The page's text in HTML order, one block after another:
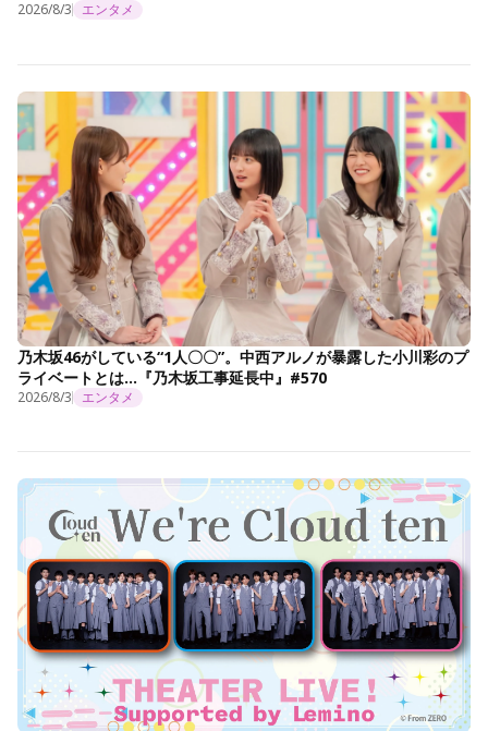
2026/8/3 エンタメ
乃木坂46がしている“1人〇〇”。中西アルノが暴露した小川彩のプ
ライベートとは…『乃木坂工事延長中』#570
2026/8/3 エンタメ